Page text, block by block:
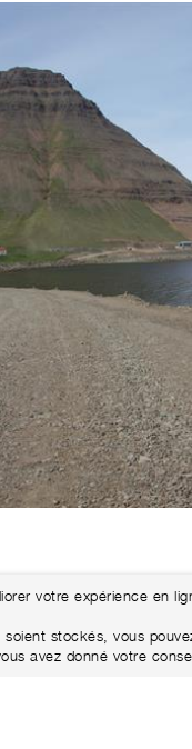
votre expérience en
stockés, vous
avez donné votre